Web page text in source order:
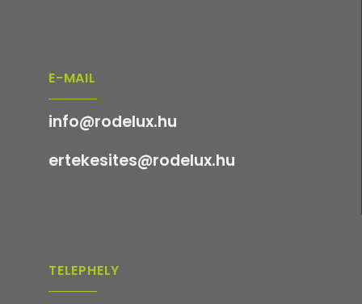
E-MAIL
info@rodelux.hu
ertekesites@rodelux.hu
TELEPHELY